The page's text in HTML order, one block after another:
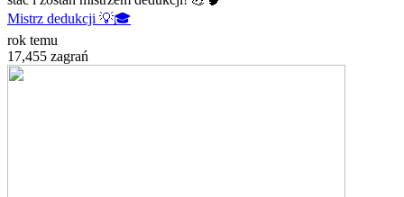
Mistrz dedukcji 💡🎓
rok temu
17,455 zagrań